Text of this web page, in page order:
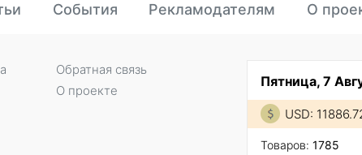
События Рекламодателям О
Пятница, 7
USD:
Товаров: 1785
Обратная связь
О проекте